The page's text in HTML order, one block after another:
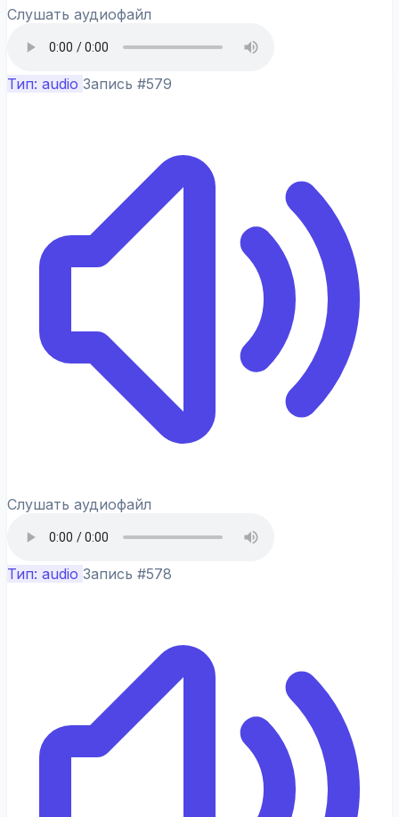
Слушать аудиофайл
Тип: audio Запись #579
Слушать аудиофайл
Тип: audio Запись #578